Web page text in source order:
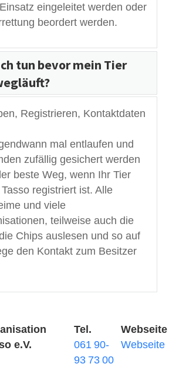
eingeleitet werden oder
beordert werden.
tun bevor mein Tier
Registrieren, Kontaktdaten
mal entlaufen und
zufällig gesichert werden
beste Weg, wenn Ihr Tier
registriert ist. Alle
und viele
teilweise auch die
Chips auslesen und so auf
den Kontakt zum Besitzer
Tel.
Webseite
e.V.
061 90-
93 73 00
Webseite